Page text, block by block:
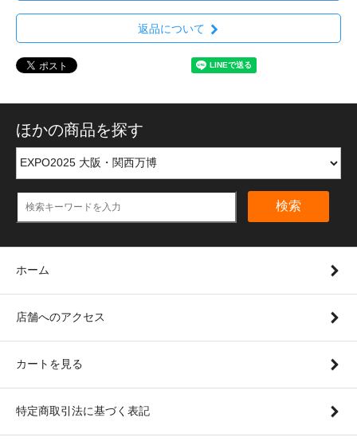
返品について
ほかの商品を探す
検索
ホーム
店舗へのアクセス
カートを見る
特定商取引法に基づく表記